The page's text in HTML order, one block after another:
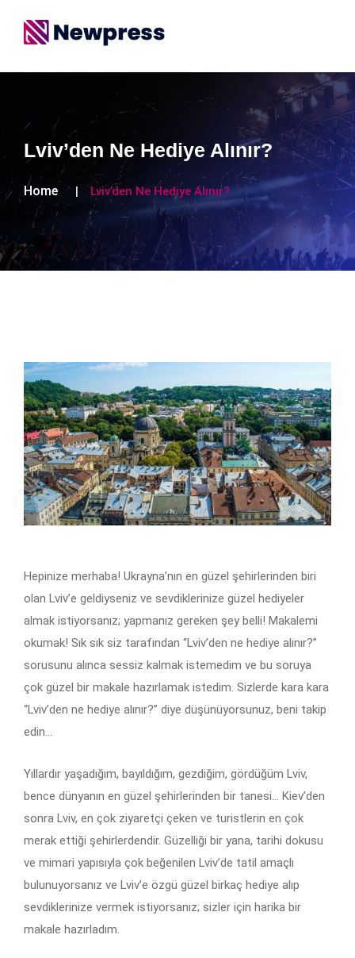
Lviv’den Ne Hediye Alınır?
Home Lviv’den Ne Hediye Alınır?
Hepinize merhaba! Ukrayna’nın en güzel şehirlerinden biri
olan Lviv’e geldiyseniz ve sevdiklerinize güzel hediyeler
almak istiyorsanız; yapmanız gereken şey belli! Makalemi
okumak! Sık sık siz tarafından “Lviv’den ne hediye alınır?”
sorusunu alınca sessiz kalmak istemedim ve bu soruya
çok güzel bir makale hazırlamak istedim. Sizlerde kara kara
“Lviv’den ne hediye alınır?” diye düşünüyorsunuz, beni takip
edin…
Yıllardır yaşadığım, bayıldığım, gezdiğim, gördüğüm Lviv,
bence dünyanın en güzel şehirlerinden bir tanesi… Kiev’den
sonra Lviv, en çok ziyaretçi çeken ve turistlerin en çok
merak ettiği şehirlerdendir. Güzelliği bir yana, tarihi dokusu
ve mimari yapısıyla çok beğenilen Lviv’de tatil amaçlı
bulunuyorsanız ve Lviv’e özgü güzel birkaç hediye alıp
sevdiklerinize vermek istiyorsanız; sizler için harika bir
makale hazırladım.